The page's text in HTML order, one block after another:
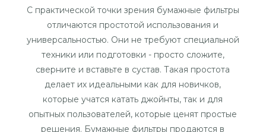
С практической точки зрения бумажные фильтры
отличаются простотой использования и
универсальностью. Они не требуют специальной
техники или подготовки - просто сложите,
сверните и вставьте в сустав. Такая простота
делает их идеальными как для новичков,
которые учатся катать джойнты, так и для
опытных пользователей, которые ценят простые
решения. Бумажные фильтры продаются в